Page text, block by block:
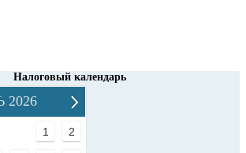
Налоговый календарь
2026
1 2